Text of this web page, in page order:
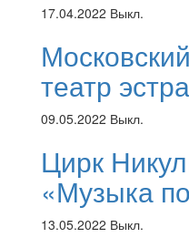
17.04.2022 Выкл.
театр
09.05.2022 Выкл.
Цирк
«Музыка
13.05.2022 Выкл.